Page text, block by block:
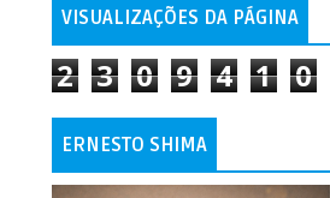
VISUALIZAÇÕES DA PÁGINA
2 3 0 9 4 1 0
ERNESTO SHIMA